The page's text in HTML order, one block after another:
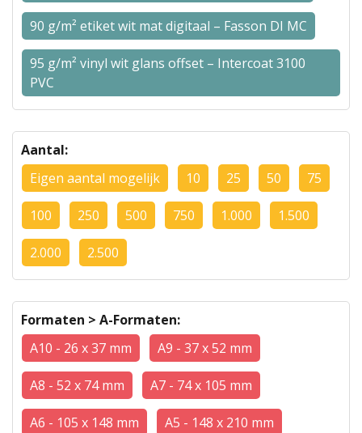
90 g/m² etiket wit mat digitaal – Fasson DI MC
95 g/m² vinyl wit glans offset – Intercoat 3100
PVC
Aantal:
Eigen aantal mogelijk
10 25 50 75
100 250 500 750 1.000 1.500
2.000 2.500
Formaten > A-Formaten:
A10 - 26 x 37 mm
A9 - 37 x 52 mm
A8 - 52 x 74 mm A7 - 74 x 105 mm
A6 - 105 x 148 mm A5 - 148 x 210 mm